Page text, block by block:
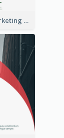
Business Marketing Reports